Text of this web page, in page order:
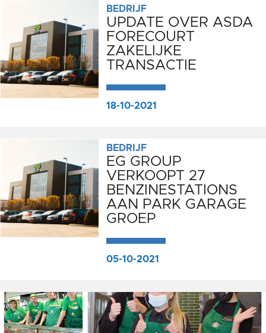
BEDRIJF
UPDATE OVER ASDA
FORECOURT
ZAKELIJKE
TRANSACTIE
18-10-2021
BEDRIJF
EG GROUP
VERKOOPT 27
BENZINESTATIONS
AAN PARK GARAGE
GROEP
05-10-2021